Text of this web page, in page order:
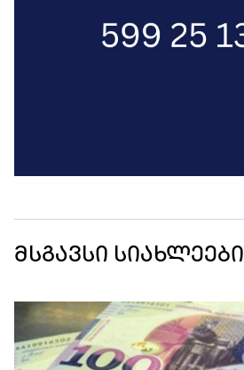
მსგავსი სიახლეები